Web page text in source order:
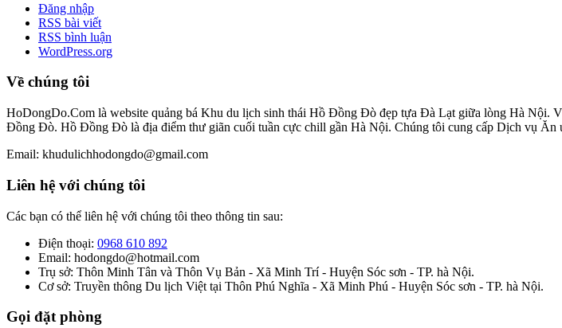
Đăng nhập
RSS bài viết
RSS bình luận
WordPress.org
Về chúng tôi
HoDongDo.Com là website quảng bá Khu du lịch sinh thái Hồ Đồng Đò đẹp tựa Đà Lạt giữa lòng Hà Nội.
Đồng Đò. Hồ Đồng Đò là địa điểm thư giãn cuối tuần cực chill gần Hà Nội. Chúng tôi cung cấp Dịch vụ
Email: khudulichhodongdo@gmail.com
Liên hệ với chúng tôi
Các bạn có thể liên hệ với chúng tôi theo thông tin sau:
Điện thoại: 0968 610 892
Email: hodongdo@hotmail.com
Trụ sở: Thôn Minh Tân và Thôn Vụ Bản - Xã Minh Trí - Huyện Sóc sơn - TP. hà Nội.
Cơ sở: Truyền thông Du lịch Việt tại Thôn Phú Nghĩa - Xã Minh Phú - Huyện Sóc sơn - TP. hà Nội.
Gọi đặt phòng